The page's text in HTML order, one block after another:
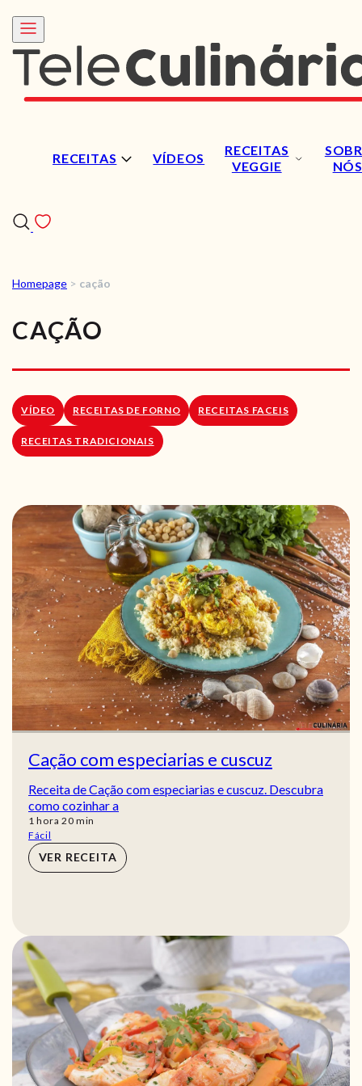
RECEITAS VÍDEOS
RECEITAS
VEGGIE
NÓS
RECEITAS VEGGIE
SOBRE NÓS
LOJA ONLINE
Homepage > cação
CAÇÃO
VÍDEO RECEITAS DE FORNO RECEITAS FACEIS
RECEITAS TRADICIONAIS
Cação com especiarias e cuscuz
Receita de Cação com especiarias e cuscuz. Descubra
como cozinhar a
1 hora
hora 20min
min
Fácil
VER RECEITA